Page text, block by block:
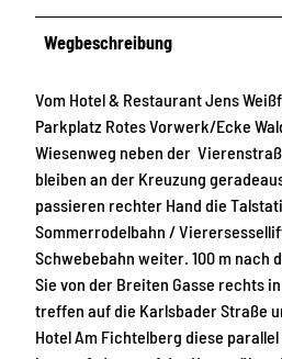
Wegbeschreibung
Vom Hotel & Restaurant Jens
Parkplatz Rotes Vorwerk/Ecke
Wiesenweg neben der
bleiben an der Kreuzung
passieren rechter Hand die
Sommerrodelbahn /
Schwebebahn weiter. 100 m nach
Sie von der Breiten Gasse rechts
treffen auf die Karlsbader Straße
Hotel Am Fichtelberg diese